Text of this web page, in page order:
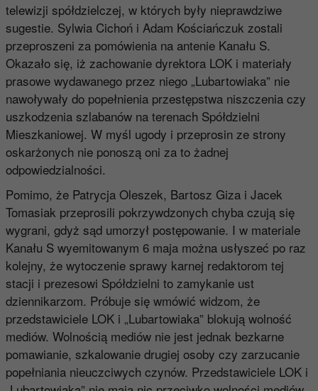
telewizji spółdzielczej, w których były nieprawdziwe
sugestie. Sylwia Cichoń i Adam Kościańczuk zostali
przeproszeni za pomówienia na antenie Kanału S.
Okazało się, iż zachowanie dyrektora LOK i materiały
prasowe wydawanego przez niego „Lubartowiaka” nie
nawoływały do popełnienia przestępstwa niszczenia czy
uszkodzenia szlabanów na terenach Spółdzielni
Mieszkaniowej. W myśl ugody i przeprosin ze strony
oskarżonych nie ponoszą oni za to żadnej
odpowiedzialności.
Pomimo, że Patrycja Oleszek, Bartosz Giza i Jacek
Tomasiak przeprosili pokrzywdzonych chyba czują się
wygrani, gdyż sąd umorzył postępowanie. I w materiale
Kanału S wyemitowanym 6 maja można usłyszeć po raz
kolejny, że wytoczenie sprawy karnej redaktorom tej
stacji i prezesowi Spółdzielni to zamykanie ust
dziennikarzom. Próbuje się wmówić widzom, że
przedstawiciele LOK i „Lubartowiaka” blokują wolność
mediów. Wolnością mediów nie jest jednak bezkarne
pomawianie, szkalowanie drugiej osoby czy zarzucanie
popełniania nieuczciwych czynów. Przedstawiciele LOK i